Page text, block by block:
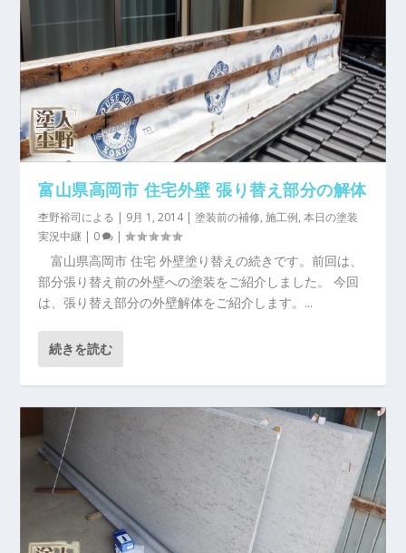
富山県高岡市 住宅外壁 張り替え部分の解体
杢野裕司による | 9月 1, 2014|塗装前の補修,施工例,本日の塗装
実況中継 | 0 |
富山県高岡市 住宅 外壁塗り替えの続きです。前回は、
部分張り替え前の外壁への塗装をご紹介しました。 今回
は、張り替え部分の外壁解体をご紹介します。...
続きを読む